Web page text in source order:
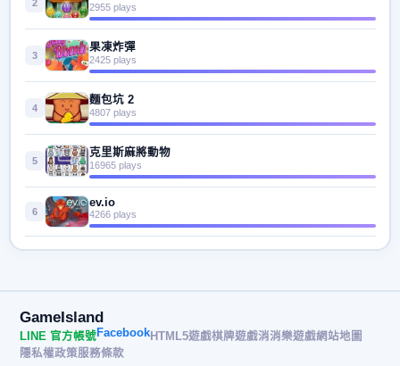
2 2955 plays
3
果凍炸彈
2425 plays
4
麵包坑 2
4807 plays
5
克里斯麻將動物
16965 plays
6
ev.io
4266 plays
GameIsland
LINE 官方帳號FacebookHTML5遊戲棋牌遊戲消消樂遊戲網站地圖
隱私權政策服務條款